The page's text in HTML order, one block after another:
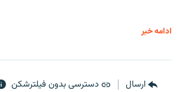
ادامه خبر
ارسال دسترسی بدون فیلترشکن